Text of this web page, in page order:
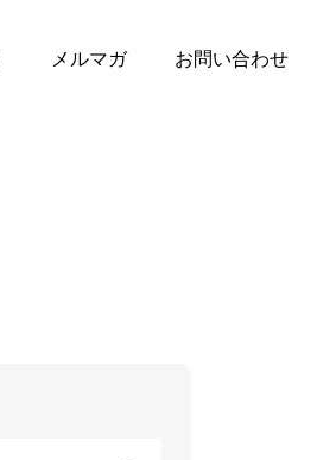
メルマガ お問い合わせ